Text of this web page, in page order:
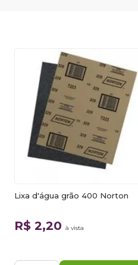
Lixa d'água grão 400 Norton
R$ 2,20 à vista